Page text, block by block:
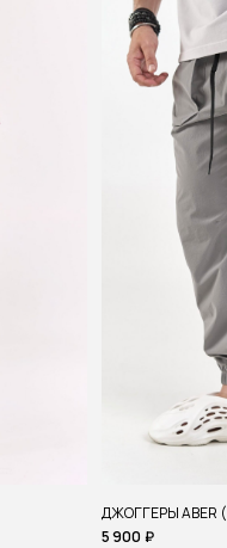
ДЖОГГЕРЫ ABER
5 900 ₽